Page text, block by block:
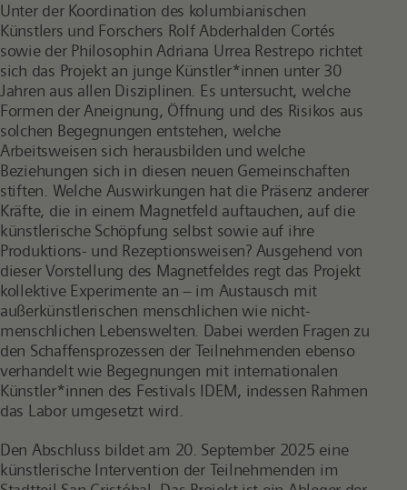
Unter der Koordination des kolumbianischen
Künstlers und Forschers Rolf Abderhalden Cortés
sowie der Philosophin Adriana Urrea Restrepo richtet
sich das Projekt an junge Künstler*innen unter 30
Jahren aus allen Disziplinen. Es untersucht, welche
Formen der Aneignung, Öffnung und des Risikos aus
solchen Begegnungen entstehen, welche
Arbeitsweisen sich herausbilden und welche
Beziehungen sich in diesen neuen Gemeinschaften
stiften. Welche Auswirkungen hat die Präsenz anderer
Kräfte, die in einem Magnetfeld auftauchen, auf die
künstlerische Schöpfung selbst sowie auf ihre
Produktions- und Rezeptionsweisen? Ausgehend von
dieser Vorstellung des Magnetfeldes regt das Projekt
kollektive Experimente an – im Austausch mit
außerkünstlerischen menschlichen wie nicht-
menschlichen Lebenswelten. Dabei werden Fragen zu
den Schaffensprozessen der Teilnehmenden ebenso
verhandelt wie Begegnungen mit internationalen
Künstler*innen des Festivals IDEM, indessen Rahmen
das Labor umgesetzt wird.
Den Abschluss bildet am 20. September 2025 eine
künstlerische Intervention der Teilnehmenden im